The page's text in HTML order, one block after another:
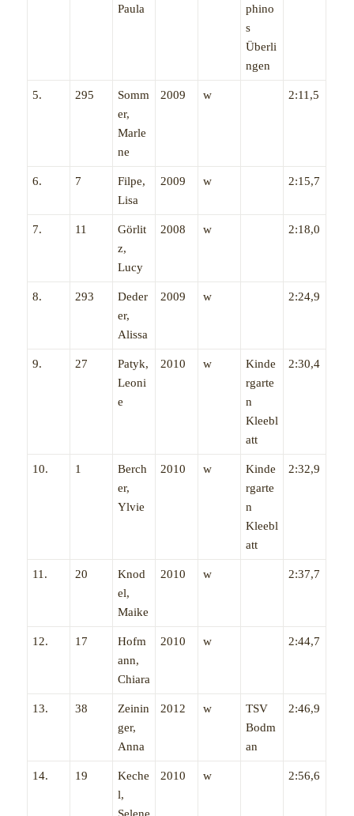
Paula
phino
s
Überli
ngen
5. 295
Somm
er,
Marle
ne
2009 w 2:11,5
6. 7
Filpe,
Lisa
2009 w 2:15,7
7. 11
Görlit
z,
Lucy
2008 w 2:18,0
8. 293
Deder
er,
Alissa
2009 w 2:24,9
9. 27
Patyk,
Leoni
e
2010 w
Kinde
rgarte
n
Kleebl
att
2:30,4
10. 1
Berch
er,
Ylvie
2010 w
Kinde
rgarte
n
Kleebl
att
2:32,9
11. 20
Knod
el,
Maike
2010 w 2:37,7
12. 17
Hofm
ann,
Chiara
2010 w 2:44,7
13. 38
Zeinin
ger,
Anna
2012 w
TSV
Bodm
an
2:46,9
14. 19
Keche
l,
2010 w 2:56,6